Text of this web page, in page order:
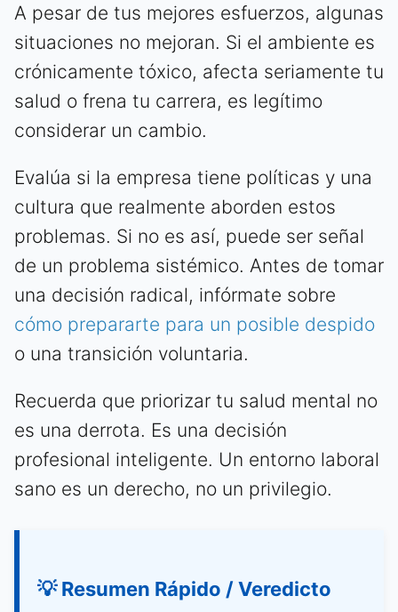
A pesar de tus mejores esfuerzos, algunas
situaciones no mejoran. Si el ambiente es
crónicamente tóxico, afecta seriamente tu
salud o frena tu carrera, es legítimo
considerar un cambio.
Evalúa si la empresa tiene políticas y una
cultura que realmente aborden estos
problemas. Si no es así, puede ser señal
de un problema sistémico. Antes de tomar
una decisión radical, infórmate sobre
cómo prepararte para un posible despido
o una transición voluntaria.
Recuerda que priorizar tu salud mental no
es una derrota. Es una decisión
profesional inteligente. Un entorno laboral
sano es un derecho, no un privilegio.
💡 Resumen Rápido / Veredicto